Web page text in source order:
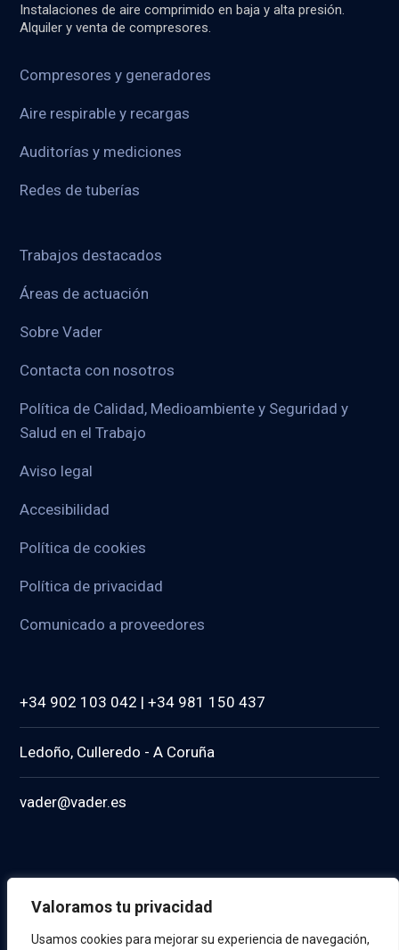
Valoramos tu privacidad
Usamos cookies para mejorar su experiencia de navegación,
Instalaciones de aire comprimido en baja y alta presión.
Alquiler y venta de compresores.
Compresores y generadores
Aire respirable y recargas
Auditorías y mediciones
Redes de tuberías
Trabajos destacados
Áreas de actuación
Sobre Vader
Contacta con nosotros
Política de Calidad, Medioambiente y Seguridad y
Salud en el Trabajo
Aviso legal
Accesibilidad
Política de cookies
Política de privacidad
Comunicado a proveedores
+34 902 103 042 | +34 981 150 437
Ledoño, Culleredo - A Coruña
vader@vader.es